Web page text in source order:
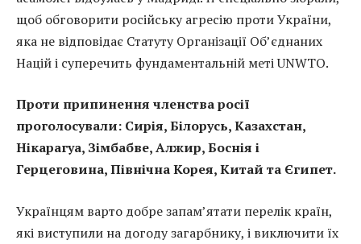
щоб обговорити російську агресію проти України,
яка не відповідає Статуту Організації Об’єднаних
Націй і суперечить фундаментальній меті UNWTO.
Проти припинення членства росії
проголосували: Сирія, Білорусь, Казахстан,
Нікарагуа, Зімбабве, Алжир, Боснія і
Герцеговина, Північна Корея, Китай та Єгипет.
Українцям варто добре запам’ятати перелік країн,
які виступили на догоду загарбнику, і виключити їх